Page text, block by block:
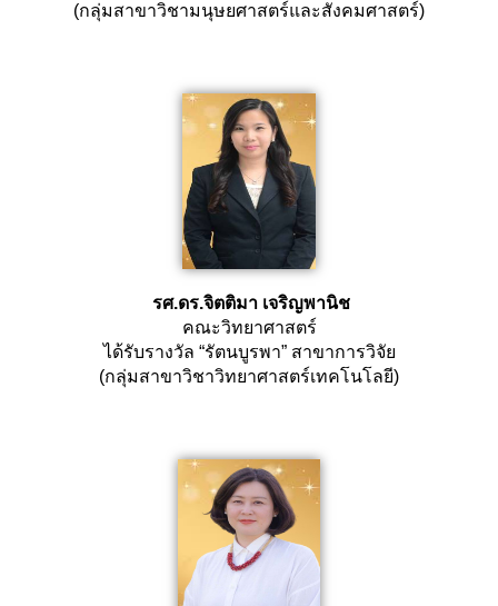
(กลุ่มสาขาวิชามนุษยศาสตร์และสังคมศาสตร์)
รศ.ดร.จิตติมา เจริญพานิช
คณะวิทยาศาสตร์
ได้รับรางวัล “รัตนบูรพา” สาขาการวิจัย
(กลุ่มสาขาวิชาวิทยาศาสตร์เทคโนโลยี)